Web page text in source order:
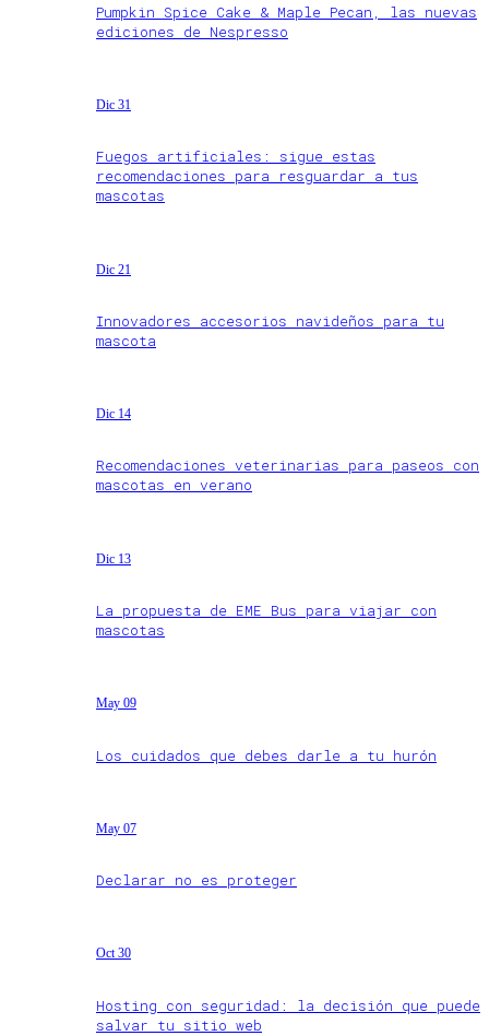
Pumpkin Spice Cake & Maple Pecan, las nuevas
ediciones de Nespresso
Dic 31
Fuegos artificiales: sigue estas
recomendaciones para resguardar a tus
mascotas
Dic 21
Innovadores accesorios navideños para tu
mascota
Dic 14
Recomendaciones veterinarias para paseos con
mascotas en verano
Dic 13
La propuesta de EME Bus para viajar con
mascotas
May 09
Los cuidados que debes darle a tu hurón
May 07
Declarar no es proteger
Oct 30
Hosting con seguridad: la decisión que puede
salvar tu sitio web